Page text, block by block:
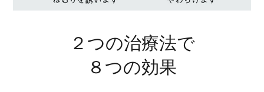
２つの治療法で
８つの効果